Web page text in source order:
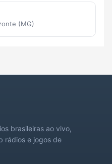
(MG)
brasileiras ao vivo,
rádios e jogos de